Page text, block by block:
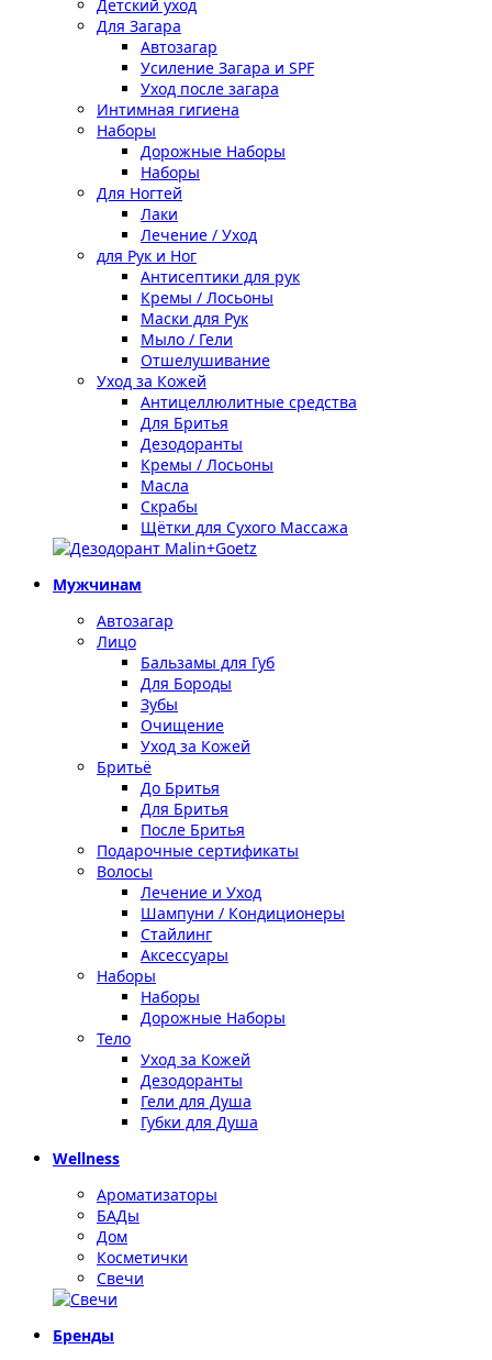
Детский уход
Для Загара
Автозагар
Усиление Загара и SPF
Уход после загара
Интимная гигиена
Наборы
Дорожные Наборы
Наборы
Для Ногтей
Лаки
Лечение / Уход
для Рук и Ног
Антисептики для рук
Кремы / Лосьоны
Маски для Рук
Мыло / Гели
Отшелушивание
Уход за Кожей
Антицеллюлитные средства
Для Бритья
Дезодоранты
Кремы / Лосьоны
Масла
Скрабы
Щётки для Сухого Массажа
Мужчинам
Автозагар
Лицо
Бальзамы для Губ
Для Бороды
Зубы
Очищение
Уход за Кожей
Бритьё
До Бритья
Для Бритья
После Бритья
Подарочные сертификаты
Волосы
Лечение и Уход
Шампуни / Кондиционеры
Стайлинг
Аксессуары
Наборы
Наборы
Дорожные Наборы
Тело
Уход за Кожей
Дезодоранты
Гели для Душа
Губки для Душа
Wellness
Ароматизаторы
БАДы
Дом
Косметички
Свечи
Бренды